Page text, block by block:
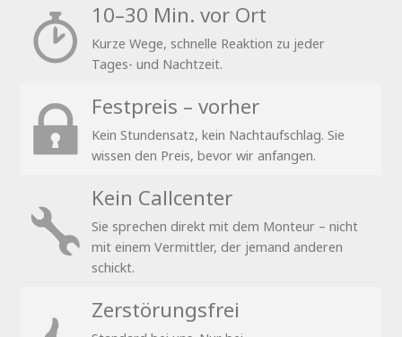
10–30 Min. vor Ort
Kurze Wege, schnelle Reaktion zu jeder
Tages- und Nachtzeit.
Festpreis – vorher
Kein Stundensatz, kein Nachtaufschlag. Sie
wissen den Preis, bevor wir anfangen.
Kein Callcenter
Sie sprechen direkt mit dem Monteur – nicht
mit einem Vermittler, der jemand anderen
schickt.
Zerstörungsfrei